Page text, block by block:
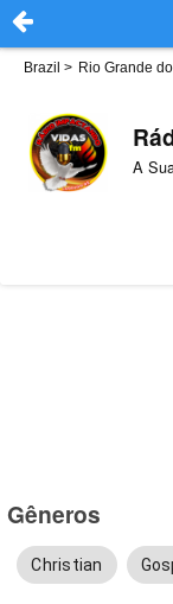
Brazil > Rio Grande do
A
Gêneros
Christian